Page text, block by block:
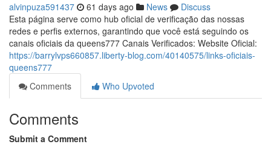
alvinpuza591437 61 days ago News
Discuss
Esta página serve como hub oficial de verificação das nossas
redes e perfis externos, garantindo que você está seguindo os
canais oficiais da queens777 Canais Verificados: Website Oficial:
https://barrylvps660857.liberty-blog.com/40140575/links-oficiais-
queens777
Comments
Who Upvoted
Comments
Submit a Comment